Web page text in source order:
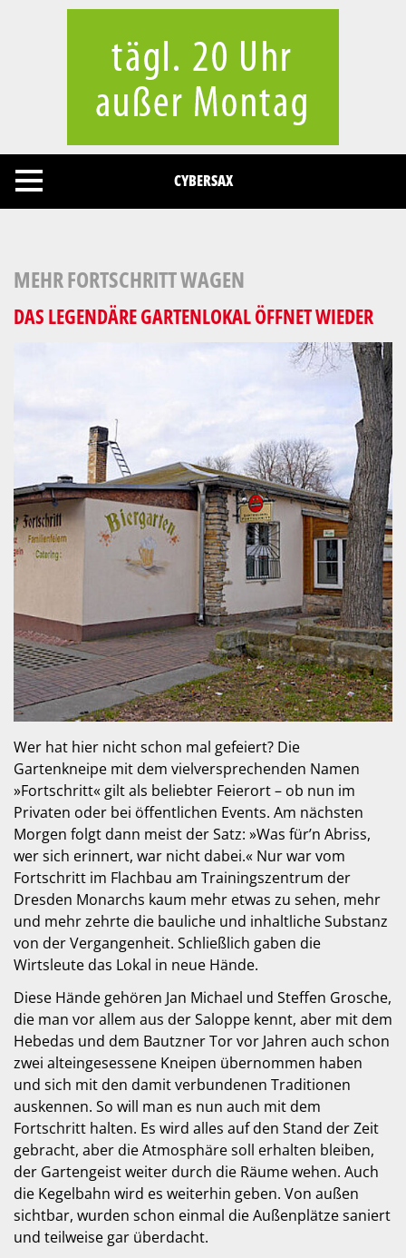
CYBERSAX
MEHR FORTSCHRITT WAGEN
DAS LEGENDÄRE GARTENLOKAL ÖFFNET WIEDER
Wer hat hier nicht schon mal gefeiert? Die
Gartenkneipe mit dem vielversprechenden Namen
»Fortschritt« gilt als beliebter Feierort – ob nun im
Privaten oder bei öffentlichen Events. Am nächsten
Morgen folgt dann meist der Satz: »Was für’n Abriss,
wer sich erinnert, war nicht dabei.« Nur war vom
Fortschritt im Flachbau am Trainingszentrum der
Dresden Monarchs kaum mehr etwas zu sehen, mehr
und mehr zehrte die bauliche und inhaltliche Substanz
von der Vergangenheit. Schließlich gaben die
Wirtsleute das Lokal in neue Hände.
Diese Hände gehören Jan Michael und Steffen Grosche,
die man vor allem aus der Saloppe kennt, aber mit dem
Hebedas und dem Bautzner Tor vor Jahren auch schon
zwei alteingesessene Kneipen übernommen haben
und sich mit den damit verbundenen Traditionen
auskennen. So will man es nun auch mit dem
Fortschritt halten. Es wird alles auf den Stand der Zeit
gebracht, aber die Atmosphäre soll erhalten bleiben,
der Gartengeist weiter durch die Räume wehen. Auch
die Kegelbahn wird es weiterhin geben. Von außen
sichtbar, wurden schon einmal die Außenplätze saniert
und teilweise gar überdacht.
Cookies management panel